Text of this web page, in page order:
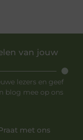
van jouw
lezers en geef
blog mee op ons
met ons